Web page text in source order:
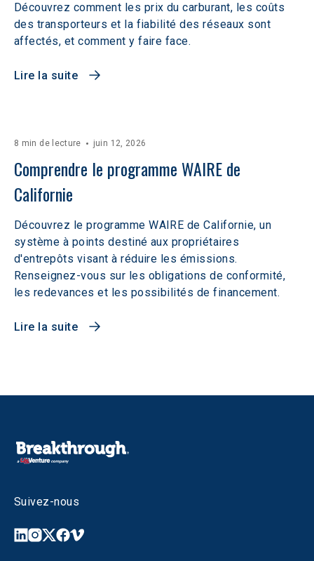
Découvrez comment les prix du carburant, les coûts
des transporteurs et la fiabilité des réseaux sont
affectés, et comment y faire face.
Lire la suite
8 min de lecture juin 12, 2026
Comprendre le programme WAIRE de
Californie
Découvrez le programme WAIRE de Californie, un
système à points destiné aux propriétaires
d'entrepôts visant à réduire les émissions.
Renseignez-vous sur les obligations de conformité,
les redevances et les possibilités de financement.
Lire la suite
Suivez-nous